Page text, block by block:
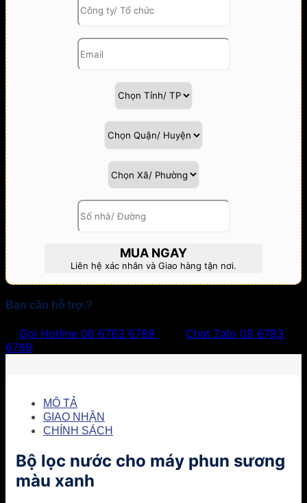
MUA NGAY
Liên hệ xác nhân và Giao hàng tận nơi.
Bạn cần hỗ trợ.?
Gọi Hotline 08 6783 6789 Chat Zalo 08 6783
6789
MÔ TẢ
GIAO NHẬN
CHÍNH SÁCH
Bộ lọc nước cho máy phun sương
màu xanh